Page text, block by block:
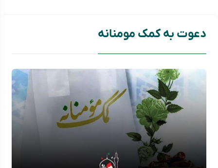
دعوت به کمک مومنانه